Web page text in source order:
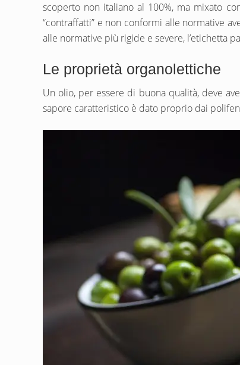
scoperto non italiano al 100%, ma mixato
“contraffatti” e non conformi alle normative
alle normative più rigide e severe, l’etichetta
Le proprietà organolettiche
Un olio, per essere di buona qualità, deve
sapore caratteristico è dato proprio dai